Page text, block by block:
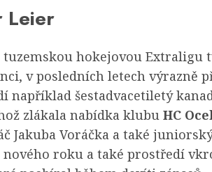
Leier
tuzemskou hokejovou Extraligu
v posledních letech výrazně
například šestadvacetiletý
zlákala nabídka klubu HC
Jakuba Voráčka a také
nového roku a také prostředí